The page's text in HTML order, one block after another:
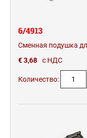
6/4913
Сменная подушка
€ 3,68
с НДС
Количество: